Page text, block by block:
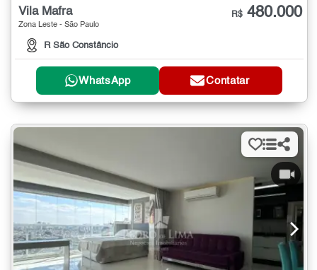
Vila Mafra
Zona Leste - São Paulo
R São Constâncio
R$ 480.000
WhatsApp Contatar